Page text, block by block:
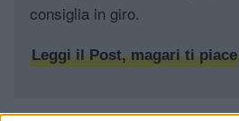
consiglia in giro.
Leggi il Post, magari ti piace